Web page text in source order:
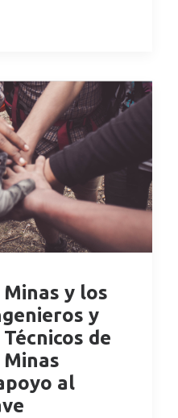
Minas y los
y
de
al